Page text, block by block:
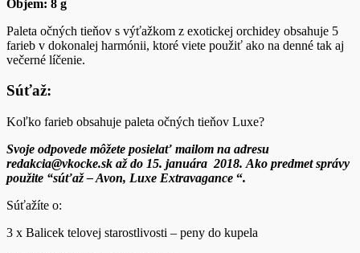
Objem: 8 g
Paleta očných tieňov s výťažkom z exotickej orchidey obsahuje 5
farieb v dokonalej harmónii, ktoré viete použiť ako na denné tak aj
večerné líčenie.
Súťaž:
Koľko farieb obsahuje paleta očných tieňov Luxe?
Svoje odpovede môžete posielať mailom na adresu
redakcia@vkocke.sk až do 15. januára 2018. Ako predmet správy
použite “súťaž – Avon, Luxe Extravagance “.
Súťažíte o:
3 x Balicek telovej starostlivosti – peny do kupela